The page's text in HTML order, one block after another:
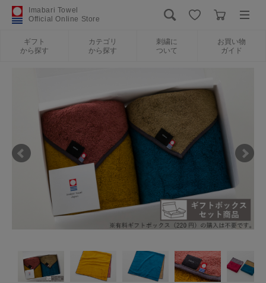
Imabari Towel
Official Online Store
ギフト
から探す
カテゴリ
から探す
刺繍に
ついて
お買い物
ガイド
ギフトから探す
カテゴリから探す
刺繍について
お買い物ガイド